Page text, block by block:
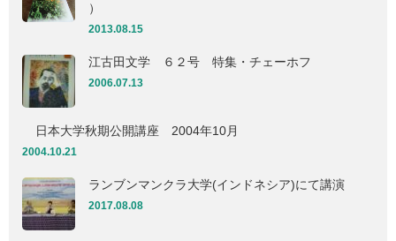
）
2013.08.15
江古田文学 ６２号 特集・チェーホフ
2006.07.13
日本大学秋期公開講座 2004年10月
2004.10.21
ランブンマンクラ大学(インドネシア)にて講演
2017.08.08